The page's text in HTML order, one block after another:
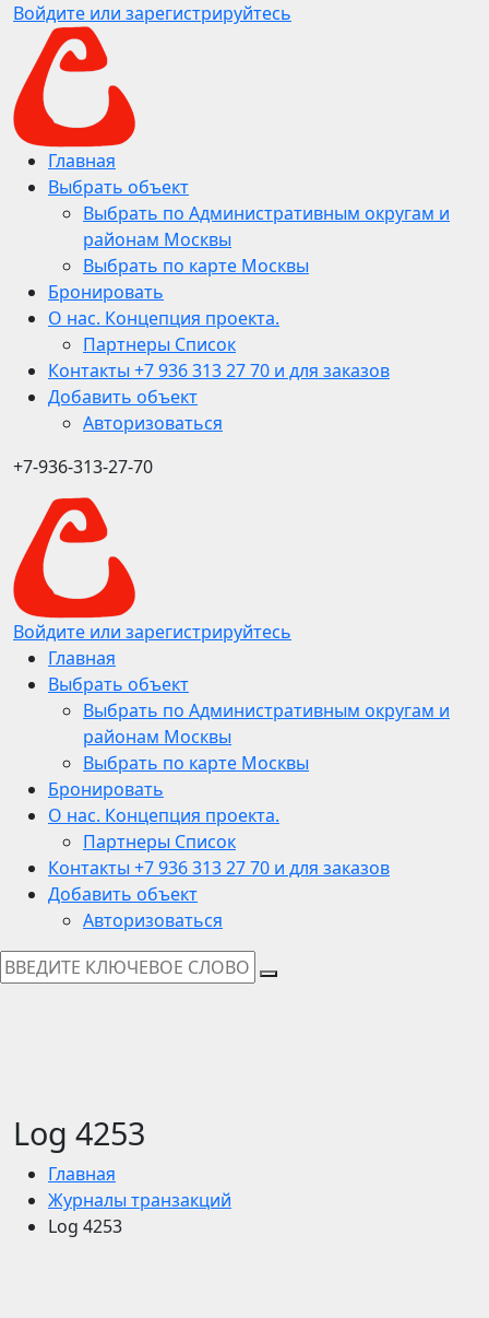
Войдите или зарегистрируйтесь
Главная
Выбрать объект
Выбрать по Административным округам и
районам Москвы
Выбрать по карте Москвы
Бронировать
О нас. Концепция проекта.
Партнеры Список
Контакты +7 936 313 27 70 и для заказов
Добавить объект
Авторизоваться
+7-936-313-27-70
Войдите или зарегистрируйтесь
Главная
Выбрать объект
Выбрать по Административным округам и
районам Москвы
Выбрать по карте Москвы
Бронировать
О нас. Концепция проекта.
Партнеры Список
Контакты +7 936 313 27 70 и для заказов
Добавить объект
Авторизоваться
Log 4253
Главная
Журналы транзакций
Log 4253